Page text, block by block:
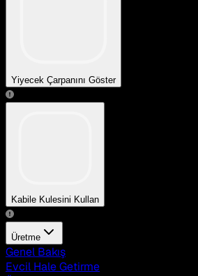
Yiyecek Çarpanını Göster
Kabile Kulesini Kullan
Üretme
Genel Bakış
Evcil Hale Getirme